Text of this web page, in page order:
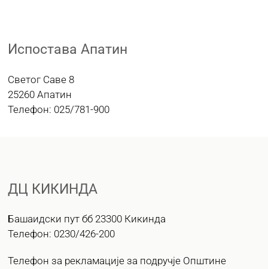
Испостава Апатин
Светог Саве 8
25260 Апатин
Телефон: 025/781-900
ДЦ КИКИНДА
Башаидски пут бб 23300 Кикинда
Телефон: 0230/426-200
Телефон за рекламације за подручје Општине